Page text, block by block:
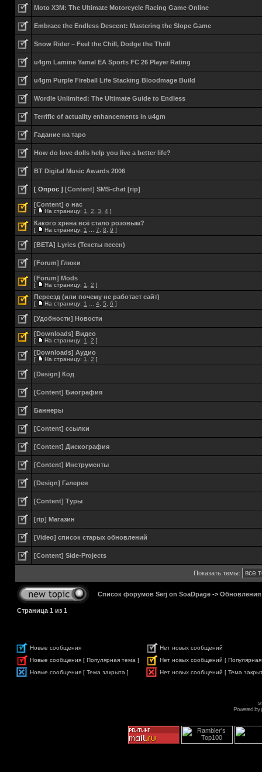
Moto X3M: The Ultimate Motorcycle Racing Game Online
Embrace the Endless Descent: Mastering the Slope Game
Snow Rider – Feel the Chill, Dodge the Thrill
u4gm Lamine Yamal EA Sports FC 26 Player Rating
u4gm Purple Fireball Life Stacking Bloodmage Build
Wordle Unlimited: The Ultimate Guide to Endless
Terrific of actuality enhancements in u4gm
Гадание на таро
How do love dolls help you live a better life?
BT Digital Music Awards 2006
[ Опрос ] [Content] SMS-chat [rip]
[Content] о нас
[ На страницу: 1 2 3 4 ]
Какого хрена всё стало розовым?
[ На страницу: 1 7 8 9 ]
[BETA] Lyrics (Тексты песен)
[Forum] Глюки
[Forum] Mods
[ На страницу: 1 2 ]
Переезд (или почему не работает сайт)
[ На страницу: 1 4 5 6 ]
[Удобности] Новости
[Downloads] Видео
[ На страницу: 1 2 ]
[Downloads] Аудио
[ На страницу: 1 2 ]
[Design] Код
[Content] Биография
Баннеры
[Content] ссылки
[Content] Дискография
[Content] Инструменты
[Design] Галерея
[Content] Туры
[rip] Магазин
[Video] список старых обновлений
[Content] Side-Projects
Показать темы:
Список форумов Serj on SoaDpage -> Обновления
Страница 1 из 1
Новые сообщения
Нет новых сообщений
Новые сообщения [ Популярная тема ]
Нет новых сообщений [
Новые сообщения [ Тема закрыта ]
Нет новых сообщений [ Тема
Powered by